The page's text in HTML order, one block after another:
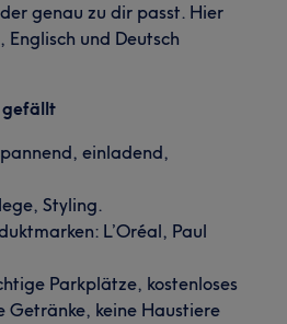
genau zu dir passt. Hier
und Deutsch
gefällt
einladend,
Styling.
L’Oréal, Paul
Parkplätze, kostenloses
Getränke, keine Haustiere